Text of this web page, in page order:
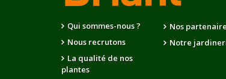
Qui sommes-nous ?
Nous recrutons
La qualité de nos
plantes
Nos
Notre